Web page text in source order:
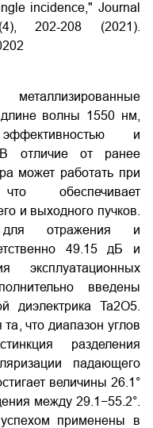
incidence," Journal
202-208 (2021).
волны 1550 нм,
и
В отличие от ранее
может работать при
обеспечивает
и выходного пучков.
для отражения и
49.15 дБ и
введены
диэлектрика Ta2O5.
что диапазон углов
разделения
падающего
величины 26.1°
между 29.1−55.2°.
применены в